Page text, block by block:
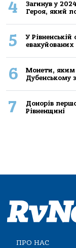
4
Загинув у
Героя, який
5
У
евакуйованих
6
Монети, яким
Дубенському
7
Донорів
Рівненщині
ПРО НАС